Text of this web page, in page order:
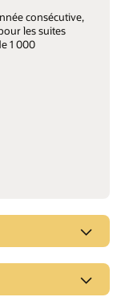
consécutive,
les suites
1 000